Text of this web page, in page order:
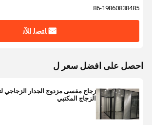
86-19860838485
ﺎﺘﺼﻟ ﺍﻶﻧ
احصل على افضل سعر ل
زجاج مقسى مزدوج الجدار الزجاجي
الزجاج المكتبي